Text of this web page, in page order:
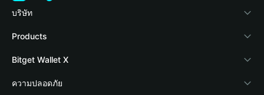
บริษัท
เกี่ยวกับ Bitget Wallet
Blog
Academy
Products
Crypto Card
Stablecoin Earn
Bitget Wallet X
นักพัฒนา
ความปลอดภัย